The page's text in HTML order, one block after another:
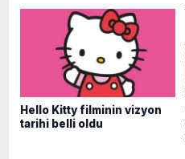
Hello Kitty filminin vizyon
tarihi belli oldu